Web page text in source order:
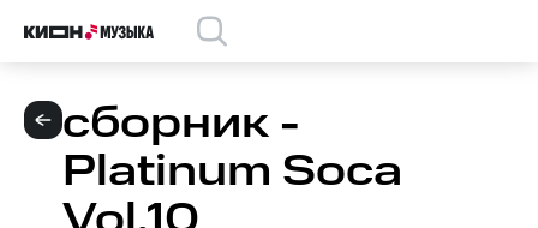
сборник -
Platinum Soca